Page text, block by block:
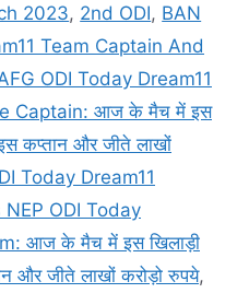
2023, 2nd ODI, BAN
Team Captain And
ODI Today Dream11
Captain: आज के मैच में इस
कप्तान और जीते लाखों
Today Dream11
NEP ODI Today
आज के मैच में इस खिलाड़ी
और जीते लाखों करोड़ो रुपये,